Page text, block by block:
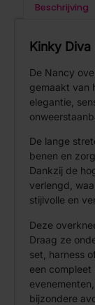
Beschrijving
Kinky
De Nancy
gemaakt van
elegantie,
De lange
benen en
Dankzij de
verlengd,
stijlvolle en
Deze
Draag ze
set, harness
een
bijzondere